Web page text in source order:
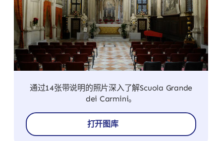
通过14张带说明的照片深入了解Scuola Grande
dei Carmini。
打开图库